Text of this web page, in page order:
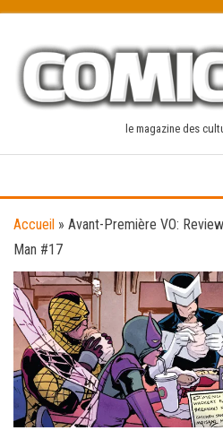
content
le magazine des
Accueil » Avant-Première VO:
Man #17